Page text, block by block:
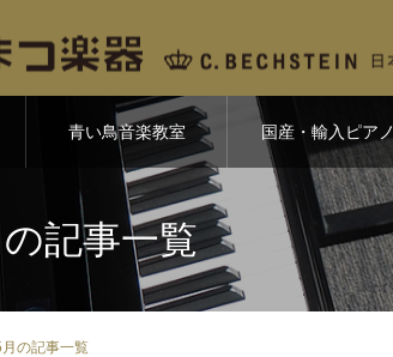
青い鳥音楽教室 国産・輸入ピアノ
記事一覧
の記事一覧